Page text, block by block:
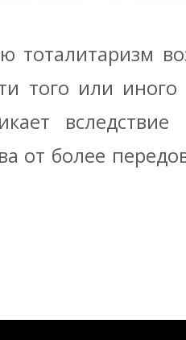
того или иного
вследствие
от более